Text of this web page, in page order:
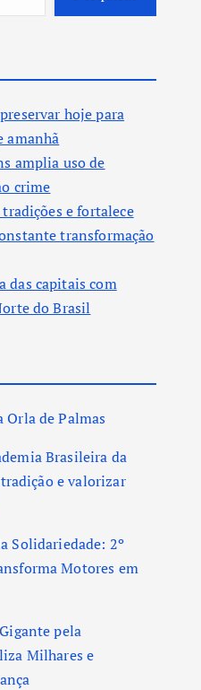
hoje para
amanhã
amplia uso de
crime
e fortalece
transformação
das capitais com
do Brasil
Orla de Palmas
Brasileira da
e valorizar
Solidariedade: 2º
Motores em
Gigante pela
Milhares e